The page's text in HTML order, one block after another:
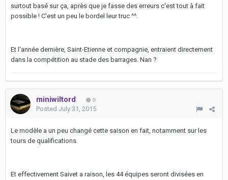
surtout basé sur ça, après que je fasse des erreurs c'est tout à fait
possible ! C'est un peu le bordel leur truc ^^.
Et l'année dernière, Saint-Etienne et compagnie, entraient directement
dans la compétition au stade des barrages. Nan ?
miniwiltord 0
Posted July 31, 2015
Le modèle a un peu changé cette saison en fait, notamment sur les
tours de qualifications.
Et effectivement Saivet a raison, les 44 équipes seront divisées en